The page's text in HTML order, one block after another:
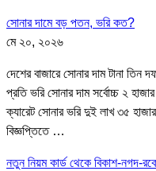
সোনার দামে বড় পতন, ভরি কত?
মে ২০, ২০২৬
দেশের বাজারে সোনার দাম টানা তিন
প্রতি ভরি সোনার দাম সর্বোচ্চ ২
ক্যারেট সোনার ভরি দুই লাখ ৩৫
বিজ্ঞপ্তিতে …
নতুন নিয়ম কার্ড থেকে বিকাশ-নগদ-